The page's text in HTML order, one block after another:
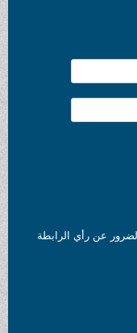
عن رأي الرابطة